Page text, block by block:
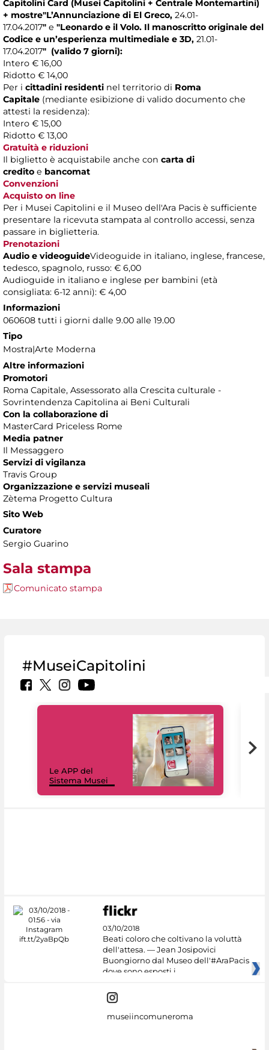
Capitolini Card (Musei Capitolini + Centrale Montemartini)
+ mostre"L’Annunciazione di El Greco, 24.01-
17.04.2017" e "Leonardo e il Volo. Il manoscritto originale del
Codice e un’esperienza multimediale e 3D, 21.01-
17.04.2017" (valido 7 giorni):
Intero € 16,00
Ridotto € 14,00
Per i cittadini residenti nel territorio di Roma
Capitale (mediante esibizione di valido documento che
attesti la residenza):
Intero € 15,00
Ridotto € 13,00
Gratuità e riduzioni
Il biglietto è acquistabile anche con carta di
credito e bancomat
Convenzioni
Acquisto on line
Per i Musei Capitolini e il Museo dell'Ara Pacis è sufficiente
presentare la ricevuta stampata al controllo accessi, senza
passare in biglietteria.
Prenotazioni
Audio e videoguideVideoguide in italiano, inglese, francese,
tedesco, spagnolo, russo: € 6,00
Audioguide in italiano e inglese per bambini (età
consigliata: 6-12 anni): € 4,00
Informazioni
060608 tutti i giorni dalle 9.00 alle 19.00
Tipo
Mostra|Arte Moderna
Altre informazioni
Promotori
Roma Capitale, Assessorato alla Crescita culturale -
Sovrintendenza Capitolina ai Beni Culturali
Con la collaborazione di
MasterCard Priceless Rome
Media patner
Il Messaggero
Servizi di vigilanza
Travis Group
Organizzazione e servizi museali
Zètema Progetto Cultura
Sito Web
Curatore
Sergio Guarino
Sala stampa
Comunicato stampa
#MuseiCapitolini
Le APP del
Sistema Musei
03/10/2018
Beati coloro che coltivano la voluttà
dell'attesa. — Jean Josipovici
Buongiorno dal Museo dell'#AraPacis
dove sono esposti i
museiincomuneroma